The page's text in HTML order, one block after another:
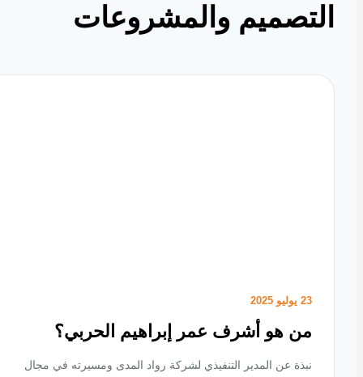
والمشروعات
من هو أشرف عمر إبراهيم الحربي؟
نبذة عن المدير التنفيذي لشركة رواد المدى ومسيرته في مجال